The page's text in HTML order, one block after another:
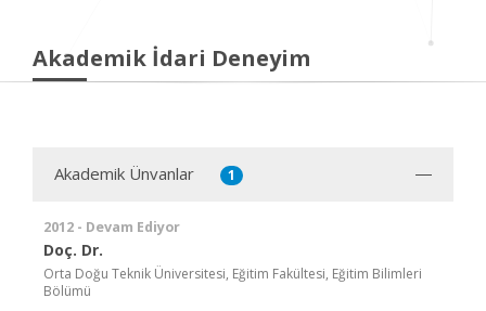
Akademik İdari Deneyim
Akademik Ünvanlar 1
2012 - Devam Ediyor
Doç. Dr.
Orta Doğu Teknik Üniversitesi, Eğitim Fakültesi, Eğitim Bilimleri
Bölümü